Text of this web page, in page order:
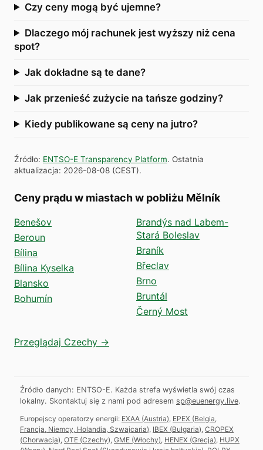
Czy ceny mogą być ujemne?
Dlaczego mój rachunek jest wyższy niż cena
spot?
Jak dokładne są te dane?
Jak przenieść zużycie na tańsze godziny?
Kiedy publikowane są ceny na jutro?
Źródło: ENTSO-E Transparency Platform. Ostatnia
aktualizacja: 2026-08-08 (CEST).
Ceny prądu w miastach w pobliżu Mělník
Benešov
Beroun
Bílina
Bílina Kyselka
Blansko
Bohumín
Brandýs nad Labem-
Stará Boleslav
Braník
Břeclav
Brno
Bruntál
Černý Most
Przeglądaj Czechy →
Źródło danych: ENTSO-E. Każda strefa wyświetla swój czas
lokalny. Skontaktuj się z nami pod adresem sp@euenergy.live.
Europejscy operatorzy energii: EXAA (Austria) EPEX (Belgia,
Francja, Niemcy, Holandia, Szwajcaria) IBEX (Bułgaria) CROPEX
(Chorwacja) OTE (Czechy) GME (Włochy) HENEX (Grecja) HUPX